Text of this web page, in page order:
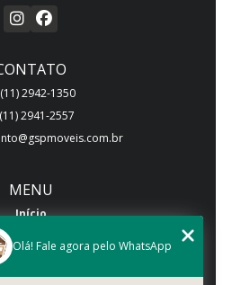
2942-1350
(11) 2941-2557
MENU
Início
Quem somos
Olá! Fale agora pelo WhatsApp